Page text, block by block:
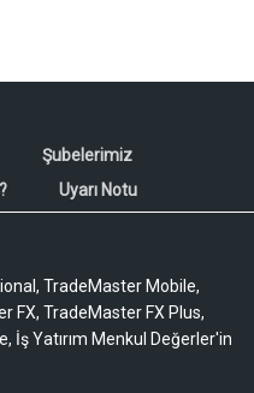
Şubelerimiz
Uyarı Notu
TradeMaster Mobile,
FX, TradeMaster FX Plus,
İş Yatırım Menkul Değerler'in